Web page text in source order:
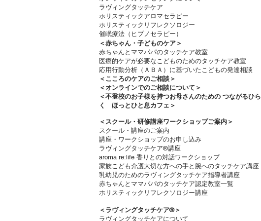
ラヴィングタッチケア
ホリスティックアロマセラピー
ホリスティックリフレクソロジー​
催眠療法（ヒプノセラピー）
＜赤ちゃん・子どものケア＞
​赤ちゃんとママパパのタッチケア教室
医療的ケアが必要なこどものためのタッチケア教室
応用行動分析（ＡＢＡ）に基づいたこどもの発達相談
＜ こころのケアのご相談＞
＜オンラインでのご相談について＞
＜不登校のお子様を持つお母さんのための つながるひら
く ほっとひと息カフェ＞
＜ スクール・研修講座ワークショップご案内＞
スクール・講座のご案内
講座・ワークショップのお申し込み
ラヴィングタッチケア®講座
aroma re:life 香りとの対話ワークショップ
​家族こども介護大切な方への手と腕へのタッチケア講座
乳幼児のためのラヴィングタッチケア指導者講座
赤ちゃんとママパパのタッチケア認定教室一覧
ホリスティックリフレクソロジー講座
＜ラヴィングタッチケア®︎＞
ラヴィングタッチケアについて